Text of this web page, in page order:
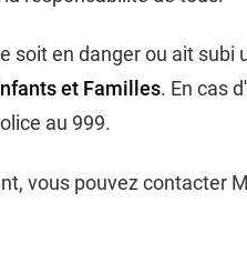
soit en danger ou ait subi
et Familles. En cas
au 999.
vous pouvez contacter